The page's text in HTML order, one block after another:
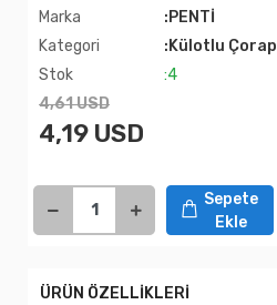
Marka
:PENTİ
Kategori
:Külotlu Çorap
Stok
:4
4,61 USD
4,19 USD
Sepete
Ekle
ÜRÜN ÖZELLİKLERİ